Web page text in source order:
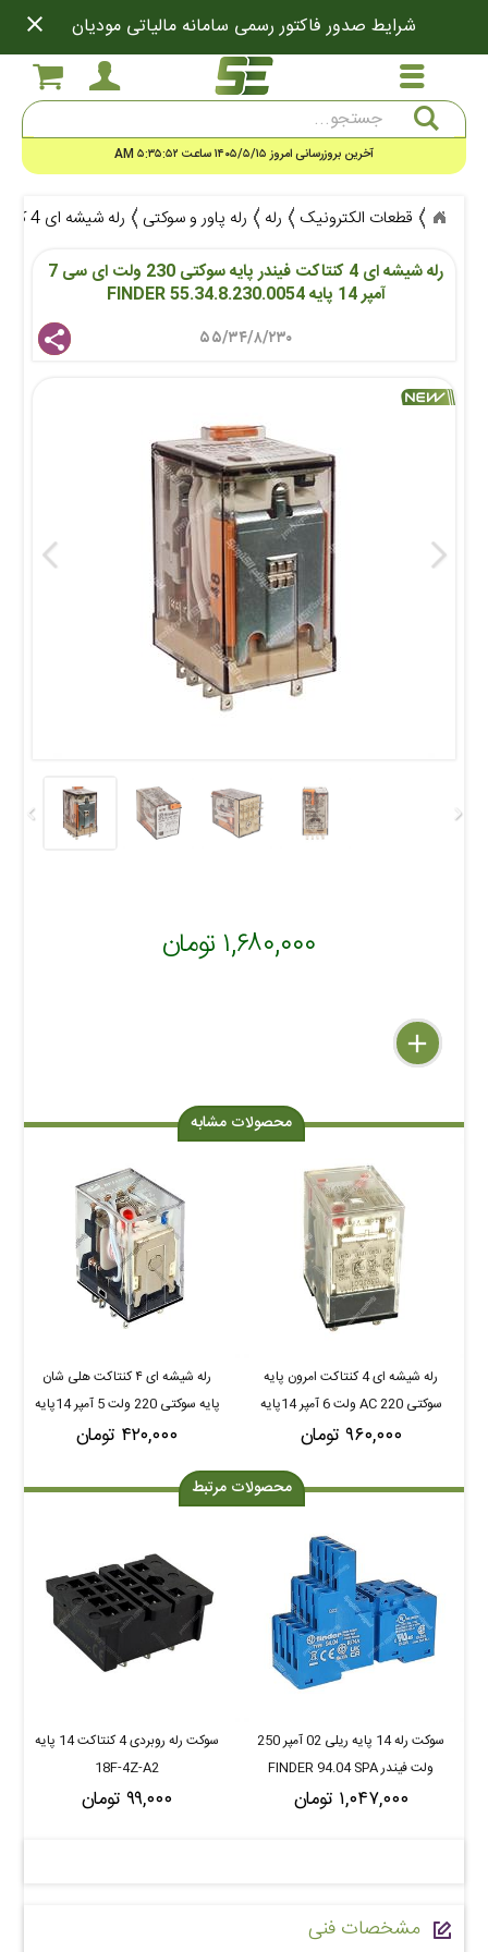
شرایط صدور فاکتور رسمی سامانه مالیاتی مودیان close
آخرین بروزرسانی امروز ۱۴۰۵/۵/۱۵ ساعت ۵:۳۵:۵۲ AM
قطعات الکترونیک رله رله پاور و سوکتی
رله شیشه ای 4 کنتاکت فیندر پایه سوکتی 230 ولت ای سی 7 آمپر 14 پایه FINDER 55.34.8.230.0054
آمپر 14 پایه FINDER 55.34.8.230.0054
۵۵/۳۴/۸/۲۳۰ share
۱,۶۸۰,۰۰۰ تومان
delete
remove
add
محصولات مشابه
رله شیشه ای 4 کنتاکت امرون پایه
سوکتی 220 AC ولت 6 آمپر 14پایه
OMRON MY4N-GS
۹۶۰,۰۰۰ تومان
رله شیشه ای ۴ کنتاکت هلی شان
پایه سوکتی 220 ولت 5 آمپر 14پایه
18f HELISHUN HLS-4453
۴۲۰,۰۰۰ تومان
محصولات مرتبط
سوکت رله 14 پایه ریلی 02 آمپر 250
ولت فیندر FINDER 94.04 SPA
سری 58 و 55
۱,۰۴۷,۰۰۰ تومان
سوکت رله روبردی 4 کنتاکت 14 پایه
18F-4Z-A2
۹۹,۰۰۰ تومان
مشخصات فنی